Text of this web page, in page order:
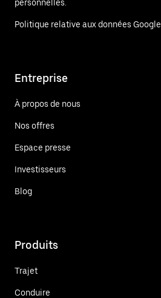
personnelles.
Politique relative aux données Google
Entreprise
À propos de nous
Nos offres
Espace presse
Investisseurs
Blog
Produits
Trajet
Conduire